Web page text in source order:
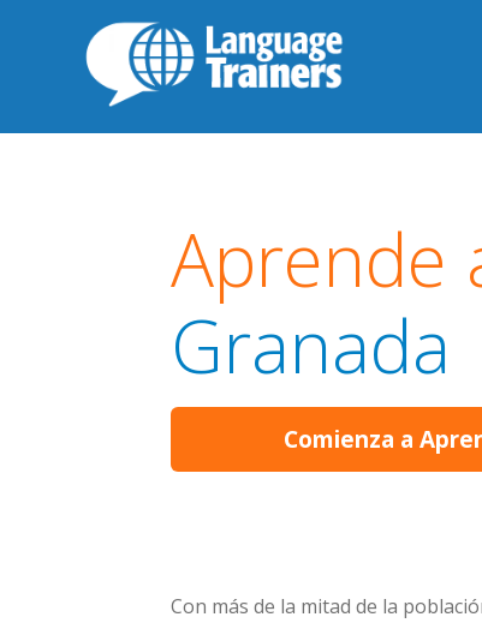
Aprende
Granada
Comienza a
Con más de la mitad de la